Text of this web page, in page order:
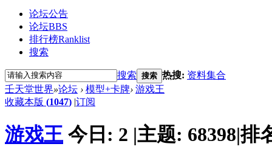
论坛公告
论坛BBS
排行榜Ranklist
搜索
搜索 搜索 热搜: 资料集合
壬天堂世界»论坛 › 模型+卡牌› 游戏王
收藏本版 (1047) |订阅
游戏王 今日: 2 |主题: 68398|排